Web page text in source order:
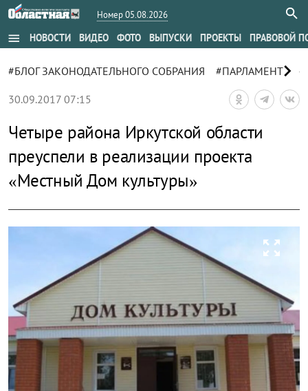
Номер 05.08.2026
menu НОВОСТИ ВИДЕО ФОТО ВЫПУСКИ ПРОЕКТЫ ПРАВОВОЙ
#БЛОГ ЗАКОНОДАТЕЛЬНОГО СОБРАНИЯ #ПАРЛАМЕНТchevron_right
30.09.2017 07:15
Четыре района Иркутской области
преуспели в реализации проекта
«Местный Дом культуры»
zoom_out_map